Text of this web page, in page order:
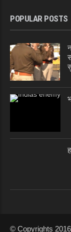
POPULAR POSTS
© Copyrights